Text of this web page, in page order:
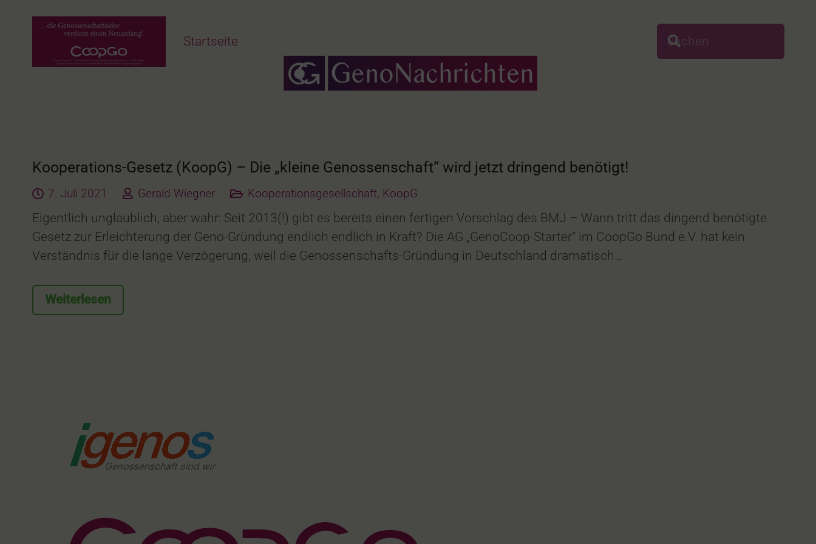
Startseite
Kooperations-Gesetz (KoopG) – Die „kleine Genossenschaft“ wird jetzt dringend benötigt!
7. Juli 2021 Gerald Wiegner Kooperationsgesellschaft, KoopG
Eigentlich unglaublich, aber wahr: Seit 2013(!) gibt es bereits einen fertigen Vorschlag des BMJ – Wann tritt das dingend benötigte
Gesetz zur Erleichterung der Geno-Gründung endlich endlich in Kraft? Die AG „GenoCoop-Starter“ im CoopGo Bund e.V. hat kein
Verständnis für die lange Verzögerung, weil die Genossenschafts-Gründung in Deutschland dramatisch…
Weiterlesen